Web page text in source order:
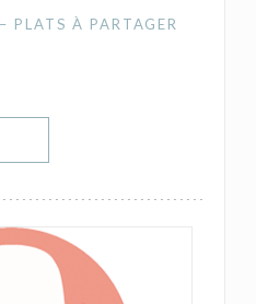
PLATS À PARTAGER
口中打开))